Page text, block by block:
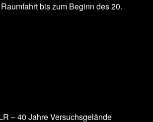
bis zum Beginn des 20.
– 40 Jahre Versuchsgelände